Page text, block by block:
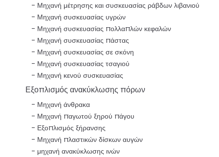
Μηχανή μέτρησης και συσκευασίας ράβδων λιβανιού
Μηχανή συσκευασίας υγρών
Μηχανή συσκευασίας πολλαπλών κεφαλών
Μηχανή συσκευασίας πάστας
Μηχανή συσκευασίας σε σκόνη
Μηχανή συσκευασίας τσαγιού
Μηχανή κενού συσκευασίας
Εξοπλισμός ανακύκλωσης πόρων
Μηχανή άνθρακα
Μηχανή παγωτού ξηρού πάγου
Εξοπλισμός ξήρανσης
Μηχανή πλαστικών δίσκων αυγών
μηχανή ανακύκλωσης ινών